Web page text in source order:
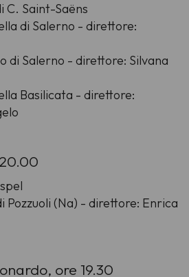
Saint-Saëns
di Salerno - direttore:
di Salerno - direttore: Silvana
Basilicata - direttore:
Pozzuoli (Na) - direttore: Enrica
ore 19.30